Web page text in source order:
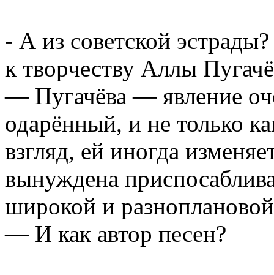
- А из советской
к творчеству Аллы
— Пугачёва — явление
одарённый, и не только
взгляд, ей иногда
вынуждена
широкой и
— И как автор песен?